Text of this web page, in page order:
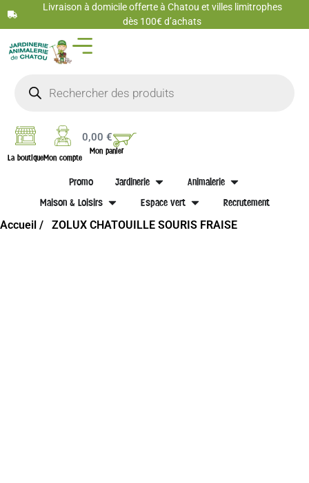
Livraison à domicile offerte à Chatou et villes limitrophes
dès 100€ d’achats
La boutiqueMon compte
0,00€
Mon panier
Promo Jardinerie
Animalerie
Maison & Loisirs
Espace vert Recrutement
Accueil / ZOLUX CHATOUILLE SOURIS FRAISE